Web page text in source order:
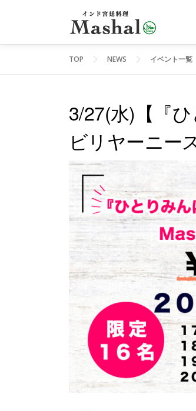
TOP NEWS イベント一覧
3/27(水)【『
ビリヤーニー